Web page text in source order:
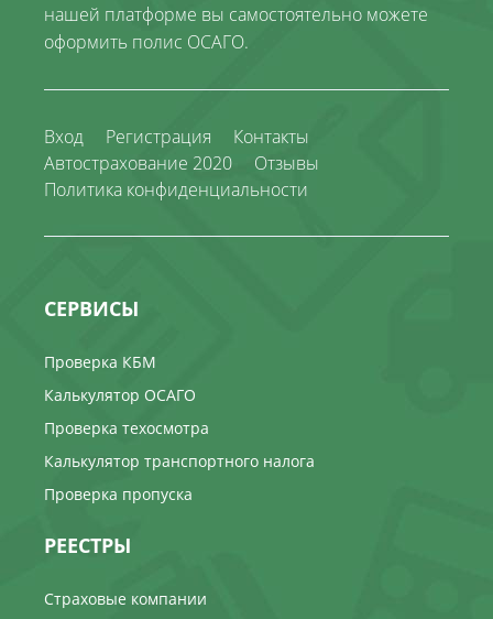
нашей платформе вы самостоятельно можете
оформить полис ОСАГО.
Вход Регистрация
Контакты
Автострахование 2020
Отзывы
Политика конфиденциальности
СЕРВИСЫ
Проверка КБМ
Калькулятор ОСАГО
Проверка техосмотра
Калькулятор транспортного налога
Проверка пропуска
РЕЕСТРЫ
Страховые компании